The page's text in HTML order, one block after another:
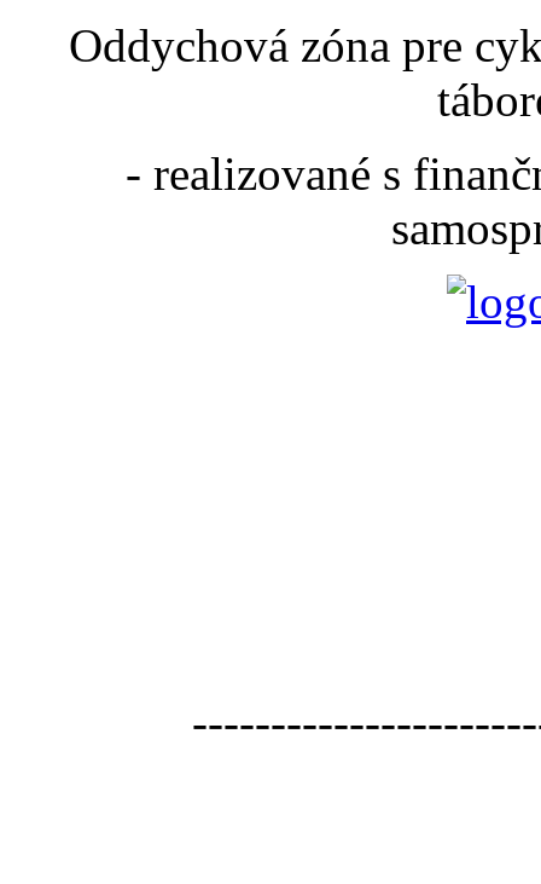
Oddychová zóna pre
- realizované s